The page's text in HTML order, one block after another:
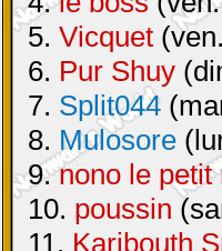
5. Vicquet
6. Pur Shuy
7. Split044
8. Mulosore
9.nono le petit
10. poussin
11. Karibouth